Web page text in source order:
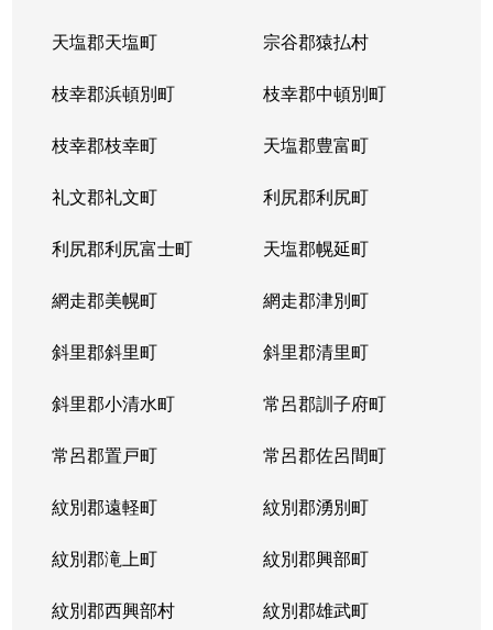
天塩郡天塩町 宗谷郡猿払村
枝幸郡浜頓別町 枝幸郡中頓別町
枝幸郡枝幸町 天塩郡豊富町
礼文郡礼文町 利尻郡利尻町
利尻郡利尻富士町 天塩郡幌延町
網走郡美幌町 網走郡津別町
斜里郡斜里町 斜里郡清里町
斜里郡小清水町 常呂郡訓子府町
常呂郡置戸町 常呂郡佐呂間町
紋別郡遠軽町 紋別郡湧別町
紋別郡滝上町 紋別郡興部町
紋別郡西興部村 紋別郡雄武町